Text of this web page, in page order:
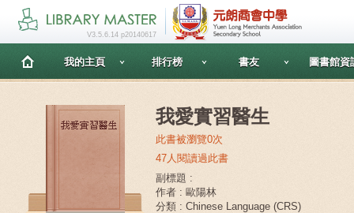
V3.5.6.14 p20140617
我的主頁 排行榜 書友 圖書館資
我愛實習醫生
此書被瀏覽0次
47人閱讀過此書
副標題 :
作者 : 歐陽林
分類 : Chinese Language (CRS)